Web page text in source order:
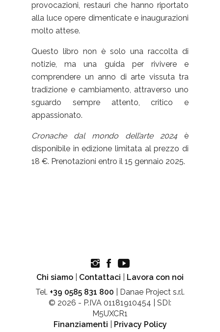
provocazioni, restauri che hanno riportato
alla luce opere dimenticate e inaugurazioni
molto attese.
Questo libro non è solo una raccolta di
notizie, ma una guida per rivivere e
comprendere un anno di arte vissuta tra
tradizione e cambiamento, attraverso uno
sguardo sempre attento, critico e
appassionato.
Cronache dal mondo dell’arte 2024 è
disponibile in edizione limitata al prezzo di
18 €. Prenotazioni entro il 15 gennaio 2025.
Chi siamo Contattaci
Lavora con noi
Tel. +39 0585 831 800 | Danae Project s.r.l.
© 2026 - P.IVA 01181910454 | SDI:
M5UXCR1
Finanziamenti
Privacy Policy